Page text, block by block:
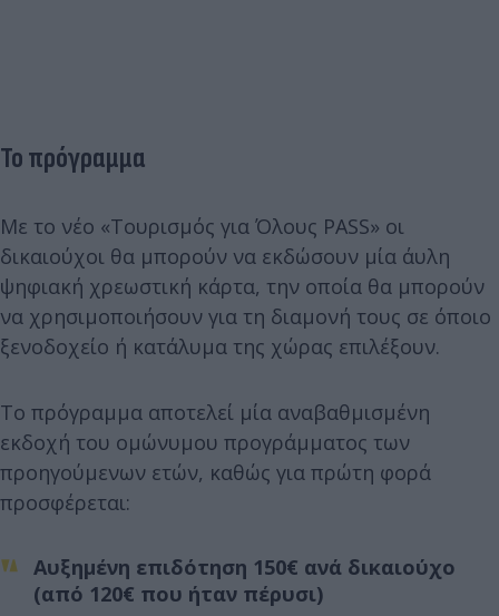
Το πρόγραμμα
Με το νέο «Τουρισμός για Όλους PASS» οι
δικαιούχοι θα μπορούν να εκδώσουν μία άυλη
ψηφιακή χρεωστική κάρτα, την οποία θα μπορούν
να χρησιμοποιήσουν για τη διαμονή τους σε όποιο
ξενοδοχείο ή κατάλυμα της χώρας επιλέξουν.
Το πρόγραμμα αποτελεί μία αναβαθμισμένη
εκδοχή του ομώνυμου προγράμματος των
προηγούμενων ετών, καθώς για πρώτη φορά
προσφέρεται:
Αυξημένη επιδότηση 150€ ανά δικαιούχο
(από 120€ που ήταν πέρυσι)